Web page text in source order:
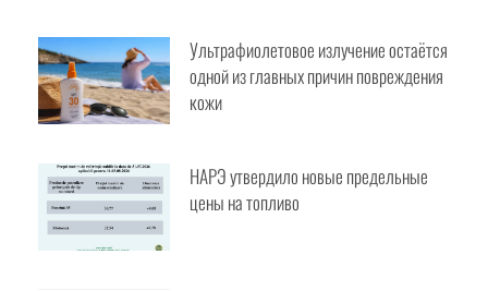
Ультрафиолетовое излучение
остаётся одной из главных причин
повреждения кожи
НАРЭ утвердило новые предельные
цены на топливо